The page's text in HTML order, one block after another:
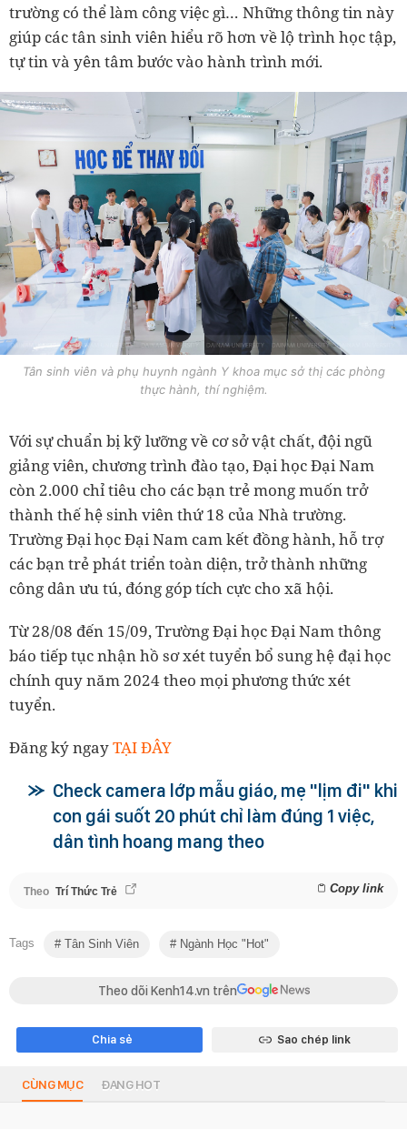
trường có thể làm công việc gì… Những thông tin này
giúp các tân sinh viên hiểu rõ hơn về lộ trình học tập,
tự tin và yên tâm bước vào hành trình mới.
Tân sinh viên và phụ huynh ngành Y khoa mục sở thị các phòng
thực hành, thí nghiệm.
Với sự chuẩn bị kỹ lưỡng về cơ sở vật chất, đội ngũ
giảng viên, chương trình đào tạo, Đại học Đại Nam
còn 2.000 chỉ tiêu cho các bạn trẻ mong muốn trở
thành thế hệ sinh viên thứ 18 của Nhà trường.
Trường Đại học Đại Nam cam kết đồng hành, hỗ trợ
các bạn trẻ phát triển toàn diện, trở thành những
công dân ưu tú, đóng góp tích cực cho xã hội.
Từ 28/08 đến 15/09, Trường Đại học Đại Nam thông
báo tiếp tục nhận hồ sơ xét tuyển bổ sung hệ đại học
chính quy năm 2024 theo mọi phương thức xét
tuyển.
Đăng ký ngayTẠI ĐÂY
Check camera lớp mẫu giáo, mẹ "lịm đi" khi
con gái suốt 20 phút chỉ làm đúng 1 việc,
dân tình hoang mang theo
Theo Trí Thức Trẻ Copy link
Tags Tân Sinh Viên Ngành Học "hot"
Theo dõi Kenh14.vn trên
Chia sẻ Sao chép link
CÙNG MỤC ĐANG HOT